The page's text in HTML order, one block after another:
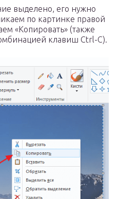
выделено, его нужно
по картинке правой
«Копировать» (также
клавиш Ctrl-C).